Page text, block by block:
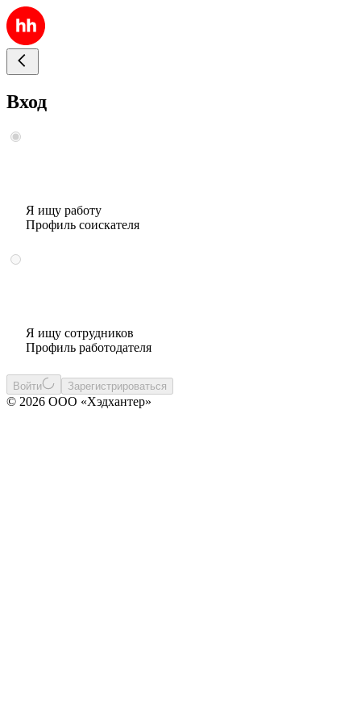
Вход
Я ищу работу
Профиль соискателя
Я ищу сотрудников
Профиль работодателя
Войти Зарегистрироваться
© 2026 ООО «Хэдхантер»